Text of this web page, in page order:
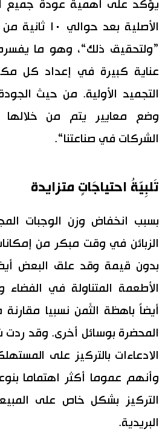
يؤكد على أهمية عودة جميع
الأصلية بعد
”ولتحقيق ذلك“، وهو ما
عناية كبيرة في إعداد كل
التجميد الأولية. من حيث
وضع معايير يتم من
الشركات في صناعتنا“.
تَلبِيّةُ احتياجَاتٍ متزايدة
بسبب انخفاض وزن الوجبات
الزبائن في وقت مبكر من
بدون قيمة وقد علق البعض
الأطعمة المتناولة في الفضاء
أيضاً باهظة الثَمن نسبيا
المحضرة بوسائل أخرى. وقد
الادعاءات بالتركيز على
وأنهم عموما أكثر اهتماما
التركيز بشكل خاص على
البريدية.